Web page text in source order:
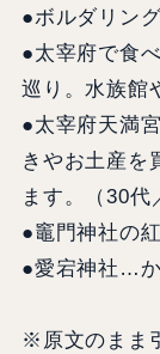
●ボルダリン
●太宰府で食
巡り。水族館
●太宰府天満
きやお土産を
ます。（30代
●竈門神社の
●愛宕神社…か
※原文のまま